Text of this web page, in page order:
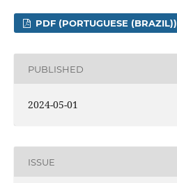
PDF (PORTUGUESE (BRAZIL))
PUBLISHED
2024-05-01
ISSUE